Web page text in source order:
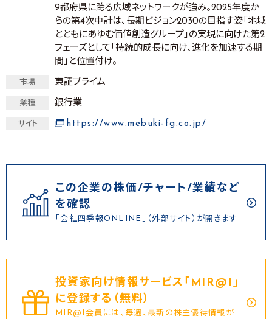
9都府県に跨る広域ネットワークが強み。2025年度か
らの第4次中計は、長期ビジョン2030の目指す姿「地域
とともにあゆむ価値創造グループ」の実現に向けた第2
フェーズとして「持続的成長に向け、進化を加速する期
間」と位置付け。
市場 東証プライム
業種 銀行業
サイト https://www.mebuki-fg.co.jp/
この企業の株価/チャート/業績など
を確認
「会社四季報ONLINE」（外部サイト）が開きます
投資家向け情報サービス｢MIR@I｣
に登録する（無料）
MIR@I会員には、毎週、最新の株主優待情報が